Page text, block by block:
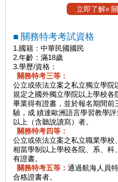
立即了解»
■ 關務特考考試資格
1.國籍：中華民國國民
2.年齡：滿18歲
3.學歷/資格：
關務特考三等：
公立或依法立案之私立獨立學院
規定之國外獨立學院以上學校各
畢業得有證書，並於報名期間前
驗，成 績達歐洲語言學習教學
以上（含聽說讀寫）者。
關務特考四等：
公立或依法立案之私立職業學校
相當學制以上學校各院、系、科
有證書。
關務特考五等：通過航海人員
合格證書者。